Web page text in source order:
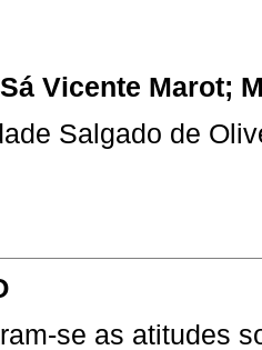
Vicente Marot;
Salgado de
se as atitudes